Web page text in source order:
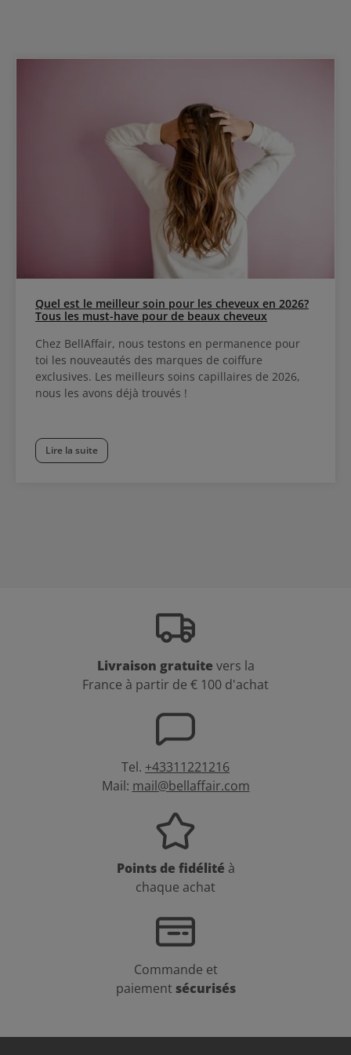
Quel est le meilleur soin pour les cheveux en 2026?
Tous les must-have pour de beaux cheveux
Chez BellAffair, nous testons en permanence pour
toi les nouveautés des marques de coiffure
exclusives. Les meilleurs soins capillaires de 2026,
nous les avons déjà trouvés !
Lire la suite
Livraison gratuite vers la
France à partir de € 100 d'achat
Tel. +43311221216
Mail: mail@bellaffair.com
Points de fidélité à
chaque achat
Commande et
paiement sécurisés